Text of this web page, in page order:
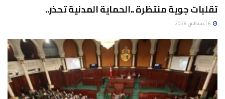
تقلبات جوية منتظرة ..الحماية المدنية تحذر..